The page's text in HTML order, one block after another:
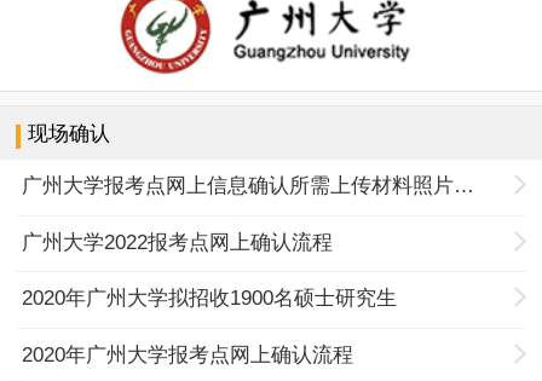
现场确认
广州大学报考点网上信息确认所需上传材料照片及标准
广州大学2022报考点网上确认流程
2020年广州大学拟招收1900名硕士研究生
2020年广州大学报考点网上确认流程